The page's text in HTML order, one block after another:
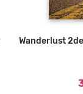
Wanderlust